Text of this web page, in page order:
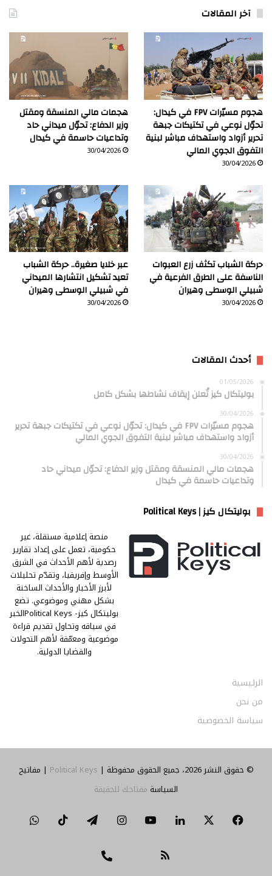
آخر المقالات
هجوم مسيّرات FPV في كيدال:
تحوّل نوعي في تكتيكات جبهة
تحرير أزواد واستهداف مباشر لبنية
التفوق الجوي المالي
30/04/2026
هجمات مالي المنسقة ومقتل
وزير الدفاع: تحوّل ميداني حاد
وتداعيات حاسمة في كيدال
30/04/2026
حركة الشباب تكثف زرع العبوات
الناسفة على الطرق الفرعية في
شبيلي الوسطى وهيران
30/04/2026
عبر خلايا صغيرة.. حركة الشباب
تعيد تشكيل انتشارها الميداني
في شبيلي الوسطى وهيران
30/04/2026
أحدث المقالات
01/05/2026
بوليتكال كيز تُعلن إيقاف نشاطها بشكل كامل
30/04/2026
هجوم مسيّرات FPV في كيدال: تحوّل نوعي في تكتيكات جبهة تحرير
أزواد واستهداف مباشر لبنية التفوق الجوي المالي
30/04/2026
هجمات مالي المنسقة ومقتل وزير الدفاع: تحوّل ميداني حاد
وتداعيات حاسمة في كيدال
بوليتكال كيز | Political Keys
منصة إعلامية مستقلة، غير
حكومية، تعمل على إعداد تقارير
رصدية لأهم الأحداث في الشرق
الأوسط وإفريقيا، وتقدّم تحليلات
لأبرز الأخبار والأحداث الساخنة
بشكل مهني وموضوعي. تضع
بوليتكال كيز- Political Keysالخبر
في سياقه وتحاول تقديم قراءة
موضوعية ومعمّقة لأهم التحولات
والقضايا الدولية.
الرئيسية
من نحن
سياسة الخصوصية
© حقوق النشر 2026، جميع الحقوق محفوظة | Political Keys | مفاتيح
السياسة مفتاحك للحقيقة
فيسبوك لينكدإن‫YouTubeانستقرامتيلقرام ‫TikTok
ملخص
Threads
تواصل